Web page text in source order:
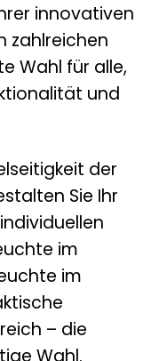
innovativen
zahlreichen
Wahl für alle,
und
der
Sie Ihr
im
im
– die
Wahl.